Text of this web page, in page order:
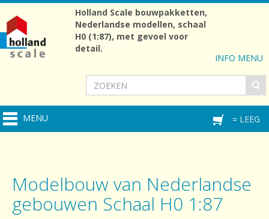
INFO MENU
Holland Scale bouwpakketten,
Nederlandse modellen, schaal
H0 (1:87), met gevoel voor
detail.
MENU = LEEG
Modelbouw van Nederlandse
gebouwen Schaal H0 1:87